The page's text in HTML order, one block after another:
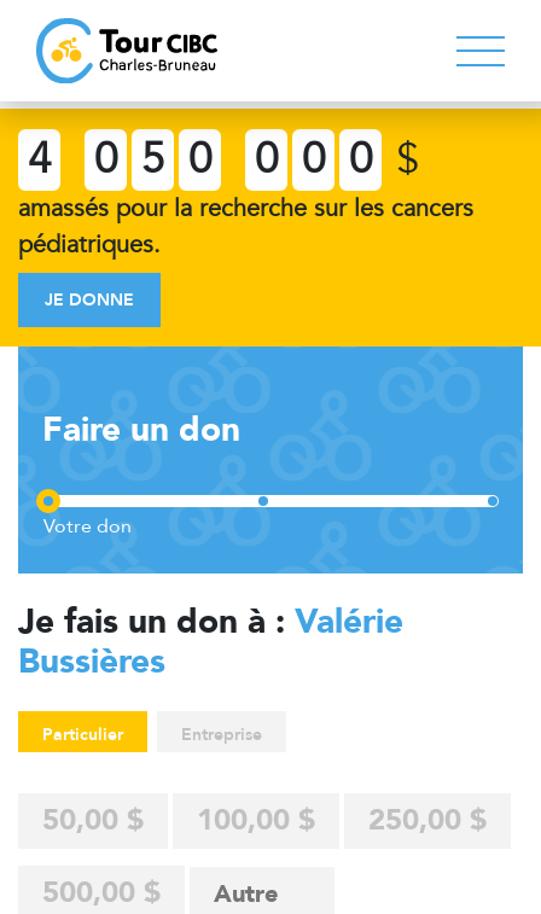
4 0 5 0 0 0 0 $
amassés pour la recherche sur les cancers
pédiatriques.
JE DONNE
Faire un don
Je fais un don à : Valérie
Bussières
Particulier Entreprise
50,00 $ 100,00 $
250,00 $
500,00 $